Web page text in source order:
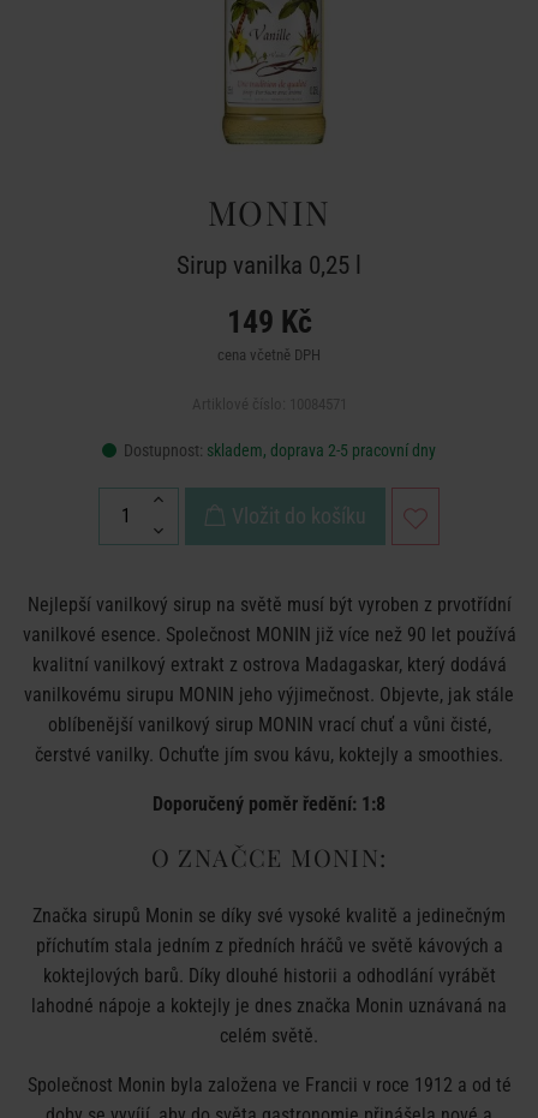
MONIN
Sirup vanilka 0,25 l
149 Kč
cena včetně DPH
Dostupnost: skladem, doprava 2-5 pracovní dny
Vložit do košíku
Nejlepší vanilkový sirup na světě musí být vyroben z prvotřídní
vanilkové esence. Společnost MONIN již více než 90 let používá
kvalitní vanilkový extrakt z ostrova Madagaskar, který dodává
vanilkovému sirupu MONIN jeho výjimečnost. Objevte, jak stále
oblíbenější vanilkový sirup MONIN vrací chuť a vůni čisté,
čerstvé vanilky. Ochuťte jím svou kávu, koktejly a smoothies.
Doporučený poměr ředění: 1:8
O ZNAČCE MONIN:
Značka sirupů Monin se díky své vysoké kvalitě a jedinečným
příchutím stala jedním z předních hráčů ve světě kávových a
koktejlových barů. Díky dlouhé historii a odhodlání vyrábět
lahodné nápoje a koktejly je dnes značka Monin uznávaná na
celém světě.
Společnost Monin byla založena ve Francii v roce 1912 a od té